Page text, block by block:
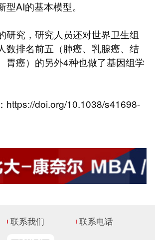
AI的基本模型。
研究，研究人员还对世界卫生组
数排名前五（肺癌、乳腺癌、结
胃癌）的另外4种也做了基因组学
https://doi.org/10.1038/s41698-
联系我们 联系电话